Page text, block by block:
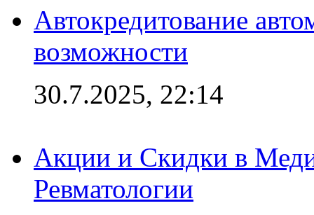
Автокредитование
возможности
30.7.2025, 22:14
Акции и Скидки в
Ревматологии